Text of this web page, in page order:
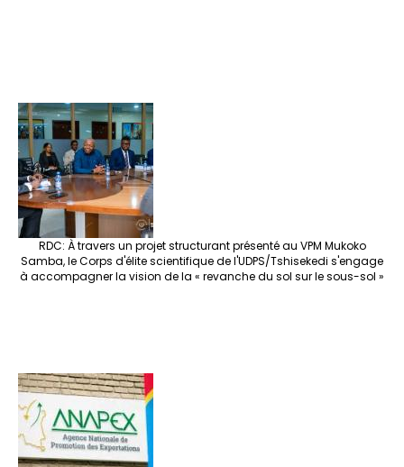
RDC: À travers un projet structurant présenté au VPM Mukoko
Samba, le Corps d'élite scientifique de l'UDPS/Tshisekedi s'engage
à accompagner la vision de la « revanche du sol sur le sous-sol »